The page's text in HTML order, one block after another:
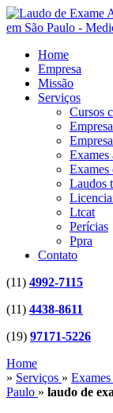
Home
Empresa
Missão
Serviços
Cursos
Exames
Exames
Laudos
Ltcat
Perícias
Ppra
Contato
(11) 4992-7115
(11) 4438-8611
(19) 97171-5226
Home
» Serviços »
Paulo » laudo de